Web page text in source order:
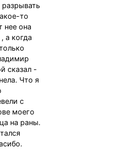
то
нее она
а когда
сказал -
Что я
с
моего
на раны.